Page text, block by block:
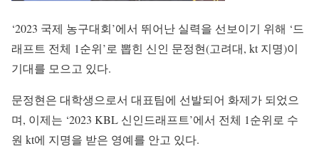
‘2023 국제 농구대회’에서 뛰어난 실력을 선보이기 위해 ‘드
래프트 전체 1순위’로 뽑힌 신인 문정현(고려대, kt 지명)이
기대를 모으고 있다.
문정현은 대학생으로서 대표팀에 선발되어 화제가 되었으
며, 이제는 ‘2023 KBL 신인드래프트’에서 전체 1순위로 수
원 kt에 지명을 받은 영예를 안고 있다.